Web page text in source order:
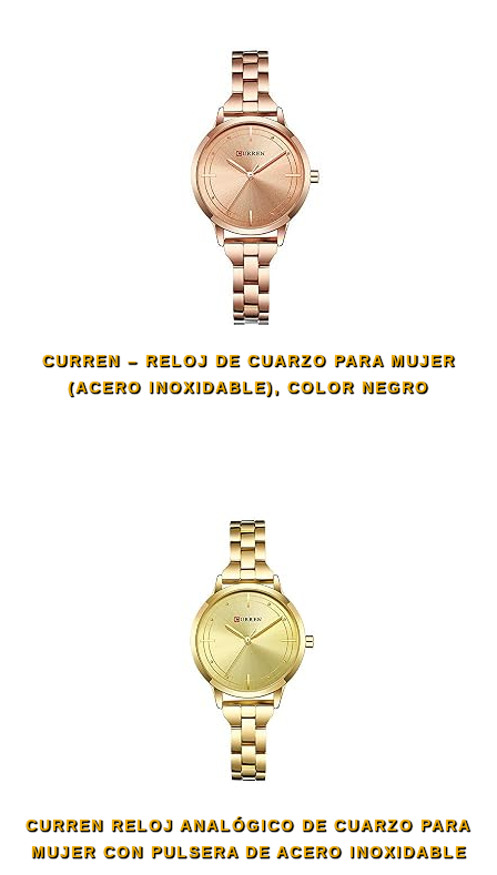
CURREN – RELOJ DE CUARZO PARA MUJER
(ACERO INOXIDABLE), COLOR NEGRO
CURREN RELOJ ANALÓGICO DE CUARZO PARA
MUJER CON PULSERA DE ACERO INOXIDABLE